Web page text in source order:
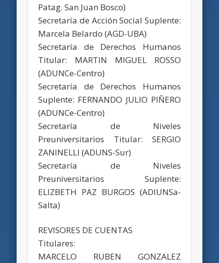
Patag. San Juan Bosco)
Secretaría de Acción Social Suplente:
Marcela Belardo (AGD-UBA)
Secretaría de Derechos Humanos
Titular: MARTIN MIGUEL ROSSO
(ADUNCe-Centro)
Secretaría de Derechos Humanos
Suplente: FERNANDO JULIO PIÑERO
(ADUNCe-Centro)
Secretaría de Niveles
Preuniversitarios Titular: SERGIO
ZANINELLI (ADUNS-Sur)
Secretaría de Niveles
Preuniversitarios Suplente:
ELIZBETH PAZ BURGOS (ADIUNSa-
Salta)
REVISORES DE CUENTAS
Titulares:
MARCELO RUBEN GONZALEZ